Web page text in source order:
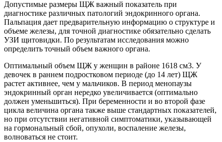
Допустимые размеры ЩЖ важный показатель при
диагностике различных патологий эндокринного органа.
Пальпация дает предварительную информацию о структуре и
объеме железы, для точной диагностике обязательно сделать
УЗИ щитовидки. По результатам исследования можно
определить точный объем важного органа.
Оптимальный объем ЩЖ у женщин в районе 1618 см3. У
девочек в раннем подростковом периоде (до 14 лет) ЩЖ
растет активнее, чем у мальчиков. В период менопаузы
эндокринный орган нередко увеличивается (оптимально
должен уменьшиться). При беременности и во второй фазе
цикла величина органа также выше стандартных показателей,
но при отсутствии негативной симптоматики, указывающей
на гормональный сбой, опухоли, воспаление железы,
волноваться не стоит.